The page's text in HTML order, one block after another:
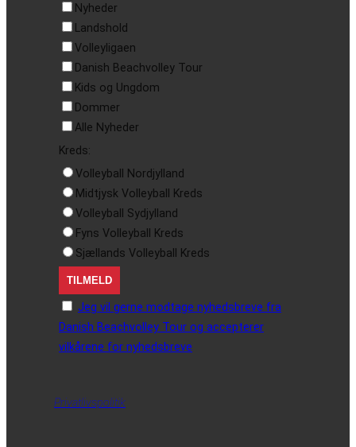
Nyheder
Landshold
Volleyligaen
Danish Beachvolley Tour
Kids og Ungdom
Dommer
Alle Nyheder
Kreds:
Volleyball Nordjylland
Midtjysk Volleyball Kreds
Volleyball Sydjylland
Fyns Volleyball Kreds
Sjællands Volleyball Kreds
Jeg vil gerne modtage nyhedsbreve fra
Danish Beachvolley Tour og accepterer
vilkårene for nyhedsbreve
Privatlivspolitik